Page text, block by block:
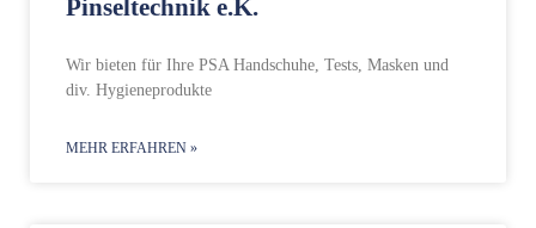
Pinseltechnik e.K.
Wir bieten für Ihre PSA Handschuhe, Tests, Masken und
div. Hygieneprodukte
MEHR ERFAHREN »